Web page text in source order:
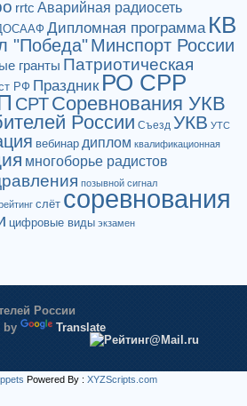
rrtc Аварийная радиосеть
Дипломная программа КВ
"Победа"Минспорт России
гранты Патриотическая
РФ Праздник РО СРР
СРТСоревнования УКВ
России Съезд УКВ УТС
вебинар диплом квалификационная
многоборье радистов
позывной сигнал
слёт соревнования
цифровые виды экзамен
России
by
Translate
Powered By : XYZScripts.com